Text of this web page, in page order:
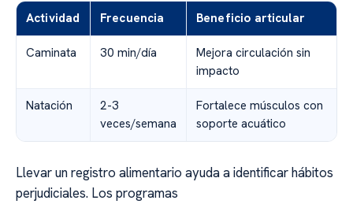
Actividad Frecuencia Beneficio articular
Caminata 30 min/día
Mejora circulación sin
impacto
Natación
2-3
veces/semana
Fortalece músculos con
soporte acuático
Llevar un registro alimentario ayuda a identificar hábitos
perjudiciales. Los programas